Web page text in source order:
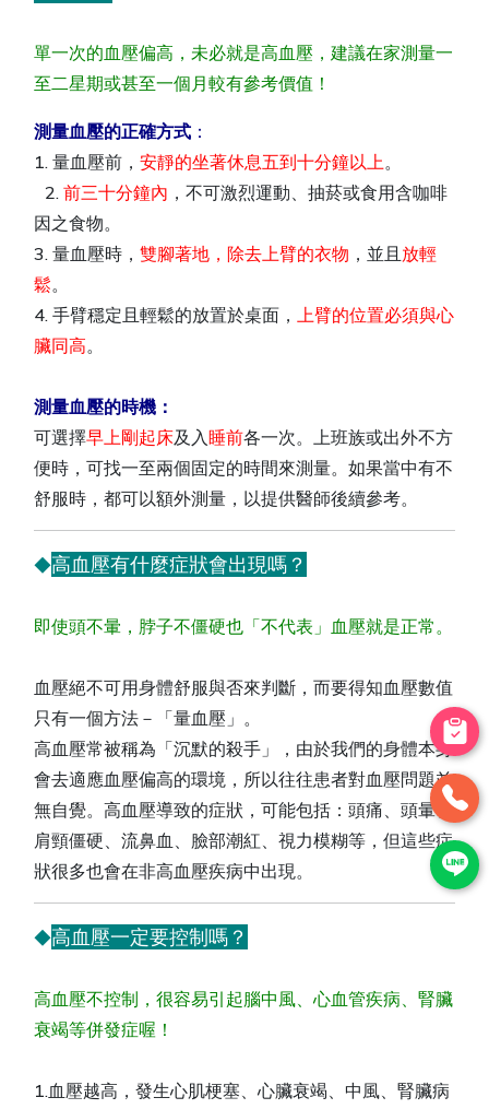
單一次的血壓偏高，未必就是高血壓，建議在家測量一
至二星期或甚至一個月較有參考價值！
測量血壓的正確方式 ：
1. 量血壓前，安靜的坐著休息五到十分鐘以上。
2.前三十分鐘內 ，不可激烈運動、抽菸或食用含咖啡
因之食物。
3. 量血壓時，雙腳著地，除去上臂的衣物 ，並且 放輕
鬆。
4. 手臂穩定且輕鬆的放置於桌面，上臂的位置必須與心
臟同高。
測量血壓的時機：
可選擇早上剛起床及入睡前各一次。上班族或出外不方
便時，可找一至兩個固定的時間來測量。如果當中有不
舒服時，都可以額外測量，以提供醫師後續參考。
◆高血壓有什麼症狀會出現嗎？
即使頭不暈，脖子不僵硬也「不代表」血壓就是正常。
血壓絕不可用身體舒服與否來判斷，而要得知血壓數值
只有一個方法－「量血壓」。
高血壓常被稱為「沉默的殺手」，由於我們的身體本身
會去適應血壓偏高的環境，所以往往患者對血壓問題並
無自覺。高血壓導致的症狀，可能包括：頭痛、頭暈、
肩頸僵硬、流鼻血、臉部潮紅、視力模糊等，但這些症
狀很多也會在非高血壓疾病中出現。
◆高血壓一定要控制嗎？
高血壓不控制，很容易引起腦中風、心血管疾病、腎臟
衰竭等併發症喔！
1.血壓越高，發生心肌梗塞、心臟衰竭、中風、腎臟病